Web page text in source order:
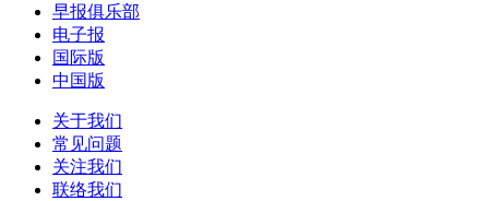
早报俱乐部
电子报
国际版
中国版
关于我们
常见问题
关注我们
联络我们